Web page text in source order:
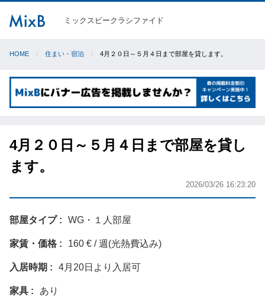
ミックスビークラシファイド
HOME 住まい・宿泊 4月２０日～５月４日まで部屋を貸します。
4月２０日～５月４日まで部屋を貸し
ます。
2026/03/26 16:23:20
部屋タイプ WG・１人部屋
家賃・価格 160 € / 週(光熱費込み)
入居時期 4月20日より入居可
家具 あり